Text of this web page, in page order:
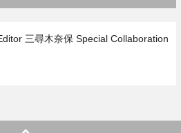
三尋木奈保 Special Collaboration